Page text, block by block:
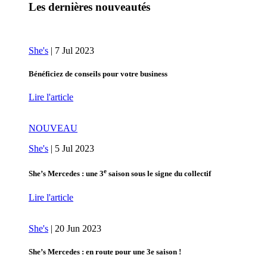
Les dernières nouveautés
She's | 7 Jul 2023
Bénéficiez de conseils pour votre business
Lire l'article
NOUVEAU
She's | 5 Jul 2023
She’s Mercedes : une 3e saison sous le signe du collectif
Lire l'article
She's | 20 Jun 2023
She’s Mercedes : en route pour une 3e saison !